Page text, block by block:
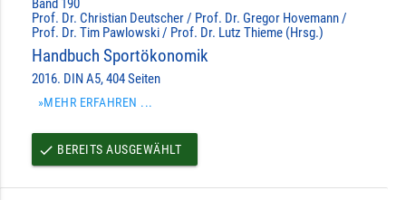
Band 190
Prof. Dr. Christian Deutscher / Prof. Dr. Gregor Hovemann /
Prof. Dr. Tim Pawlowski / Prof. Dr. Lutz Thieme (Hrsg.)
Handbuch Sportökonomik
2016. DIN A5, 404 Seiten
»MEHR ERFAHREN ...
done BEREITS AUSGEWÄHLT